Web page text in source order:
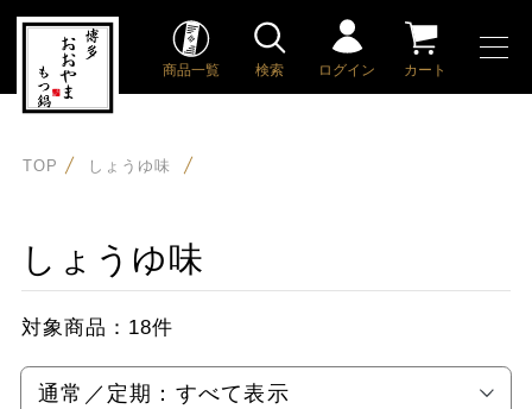
商品一覧 検索 ログイン カート
TOP しょうゆ味
しょうゆ味
対象商品： 18件
通常／定期： すべて表示